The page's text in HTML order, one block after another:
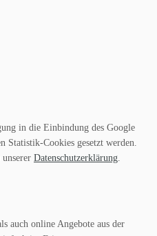
in die Einbindung des Google
Statistik-Cookies gesetzt werden.
Datenschutzerklärung.
auch online Angebote aus der